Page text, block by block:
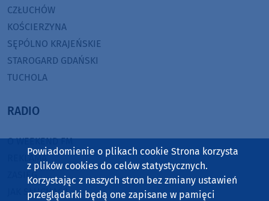
CZŁUCHÓW
KOŚCIERZYNA
SĘPÓLNO KRAJEŃSKIE
STAROGARD GDAŃSKI
TUCHOLA
RADIO
O WEEKEND FM
REKLAMA
ZASIĘG
JAK SŁUCHAĆ?
Powiadomienie o plikach cookie Strona korzysta
z plików cookies do celów statystycznych.
Korzystając z naszych stron bez zmiany ustawień
przeglądarki będą one zapisane w pamięci